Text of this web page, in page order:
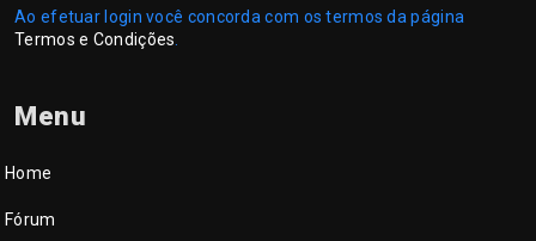
Ao efetuar login você concorda com os termos da página
Termos e Condições
Menu
Home
Fórum